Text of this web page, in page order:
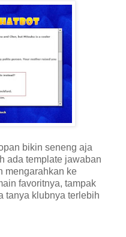
bikin seneng aja
ada template jawaban
mengarahkan ke
favoritnya, tampak
tanya klubnya terlebih